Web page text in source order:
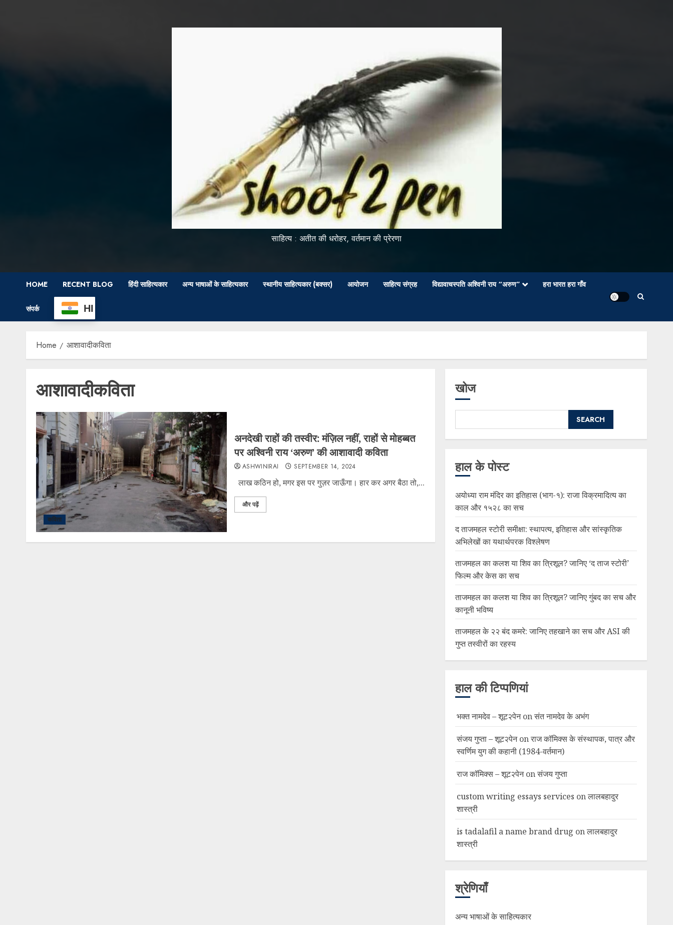
साहित्य : अतीत की धरोहर, वर्तमान की प्रेरणा
HOME RECENT BLOG हिंदी साहित्यकार अन्य भाषाओं के साहित्यकार स्थानीय साहित्यकार (बक्सर) आयोजन साहित्य संग्रह विद्यावाचस्पति अश्विनी राय “अरुण” हरा भारत हरा गाँव
संपर्क HI
Home आशावादीकविता
आशावादीकविता
कविता
अनदेखी राहों की तस्वीर: मंज़िल नहीं, राहों से मोहब्बत
पर अश्विनी राय ‘अरुण’ की आशावादी कविता
ASHWINIRAI SEPTEMBER 14, 2024
लाख कठिन हो, मगर इस पर गुज़र जाऊँगा। हार कर अगर बैठा तो,...
और पढ़ें
खोज
SEARCH
हाल के पोस्ट
अयोध्या राम मंदिर का इतिहास (भाग-१): राजा विक्रमादित्य का
काल और १५२८ का सच
द ताजमहल स्टोरी समीक्षा: स्थापत्य, इतिहास और सांस्कृतिक
अभिलेखों का यथार्थपरक विश्लेषण
ताजमहल का कलश या शिव का त्रिशूल? जानिए ‘द ताज स्टोरी’
फिल्म और केस का सच
ताजमहल का कलश या शिव का त्रिशूल? जानिए गुंबद का सच और
कानूनी भविष्य
ताजमहल के २२ बंद कमरे: जानिए तहखाने का सच और ASI की
गुप्त तस्वीरों का रहस्य
हाल की टिप्पणियां
भक्त नामदेव – शूट२पेनonसंत नामदेव के अभंग
संजय गुप्ता – शूट२पेनonराज कॉमिक्स के संस्थापक, पात्र और
स्वर्णिम युग की कहानी (1984-वर्तमान)
राज कॉमिक्स – शूट२पेनonसंजय गुप्ता
custom writing essays services onलालबहादुर
शास्त्री
is tadalafil a name brand drug onलालबहादुर
शास्त्री
श्रेणियाँ
अन्य भाषाओं के साहित्यकार